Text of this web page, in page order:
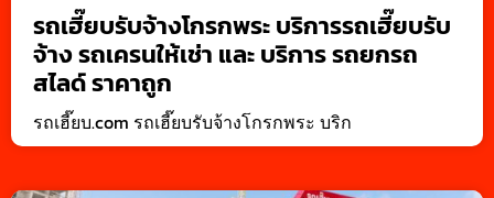
รถเฮี๊ยบรับจ้างโกรกพระ บริการรถเฮี๊ยบรับ
จ้าง รถเครนให้เช่า และ บริการ รถยกรถ
สไลด์ ราคาถูก
รถเฮี๊ยบ.com รถเฮี๊ยบรับจ้างโกรกพระ บริก